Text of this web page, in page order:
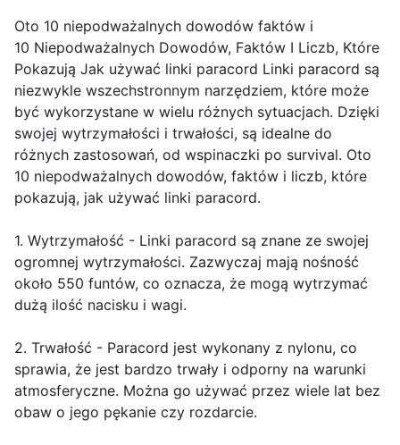
Oto 10 niepodważalnych dowodów faktów i
10 Niepodważalnych Dowodów, Faktów I Liczb, Które
Pokazują Jak używać linki paracord Linki paracord są
niezwykle wszechstronnym narzędziem, które może
być wykorzystane w wielu różnych sytuacjach. Dzięki
swojej wytrzymałości i trwałości, są idealne do
różnych zastosowań, od wspinaczki po survival. Oto
10 niepodważalnych dowodów, faktów i liczb, które
pokazują, jak używać linki paracord.
1. Wytrzymałość - Linki paracord są znane ze swojej
ogromnej wytrzymałości. Zazwyczaj mają nośność
około 550 funtów, co oznacza, że mogą wytrzymać
dużą ilość nacisku i wagi.
2. Trwałość - Paracord jest wykonany z nylonu, co
sprawia, że jest bardzo trwały i odporny na warunki
atmosferyczne. Można go używać przez wiele lat bez
obaw o jego pękanie czy rozdarcie.